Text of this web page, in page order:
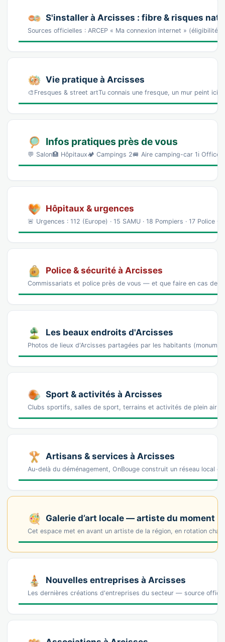
S'installer à Arcisses : fibre & risques
Sources officielles : ARCEP « Ma connexion internet » (éligibilité
Vie pratique à Arcisses
🎨Fresques & street artTu connais une fresque, un mur peint ici
Infos pratiques près de vous
💬 Salon🏥 Hôpitaux🏕️ Campings 2🚐 Aire camping-car 1ℹ️ Office
Hôpitaux & urgences
🚨 Urgences : 112 (Europe) · 15 SAMU · 18 Pompiers · 17 Police
Police & sécurité à Arcisses
Commissariats et police près de vous — et que faire en cas de
Les beaux endroits d'Arcisses
Photos de lieux d'Arcisses partagées par les habitants
Sport & activités à Arcisses
Clubs sportifs, salles de sport, terrains et activités de plein air
Artisans & services à Arcisses
Au-delà du déménagement, OnBouge construit un réseau local
Galerie d’art locale — artiste du moment
Cet espace met en avant un artiste de la région, en rotation
Nouvelles entreprises à Arcisses
Les dernières créations d'entreprises du secteur — source